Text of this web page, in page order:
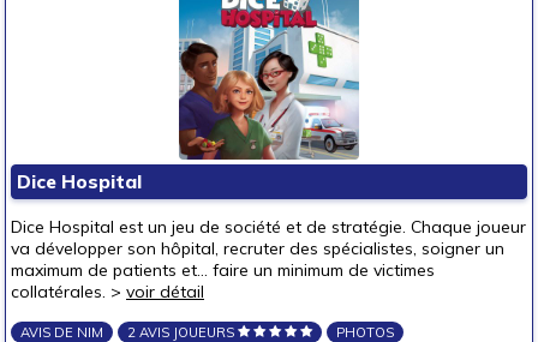
Dice Hospital
Dice Hospital est un jeu de société et de stratégie. Chaque joueur
va développer son hôpital, recruter des spécialistes, soigner un
maximum de patients et... faire un minimum de victimes
collatérales. > voir détail
AVIS DE NIM 2 AVIS JOUEURS PHOTOS